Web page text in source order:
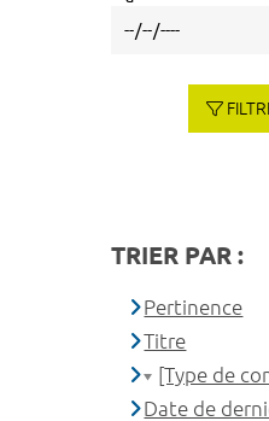
TRIER PAR :
Pertinence
Titre
[Type de
Date de